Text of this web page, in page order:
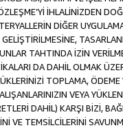
İHLALİNİZDEN
DİĞER
TAHTINDA İZİN
DA DAHİL OLMAK
TOPLAMA,
VEYA
DAHİL) KARŞI BİZİ,
VE TEMSİLCİLERİNİ